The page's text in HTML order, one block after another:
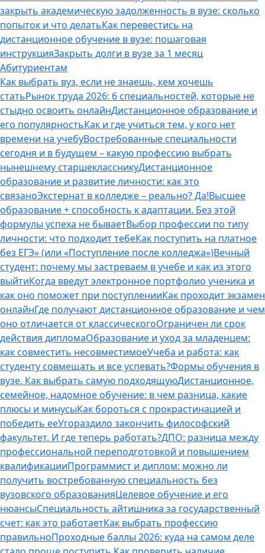
закрыть академическую задолженность в вузе: сколько
попыток и что делатьКак перевестись на
дистанционное обучение в вузе: пошаговая
инструкцияЗакрыть долги в вузе за 1 месяц
Абитуриентам
Как выбрать вуз, если не знаешь, кем хочешь
статьРынок труда 2026: 6 специальностей, которые не
стыдно освоить онлайнДистанционное образование и
его популярностьКак и где учиться тем, у кого нет
времени на учебуВостребованные специальности
сегодня и в будущем – какую профессию выбрать
нынешнему старшеклассникуДистанционное
образование и развитие личности: как это
связаноЭкстернат в колледже – реально? Да!Высшее
образование + способность к адаптации. Без этой
формулы успеха не бываетВыбор профессии по типу
личности: что подходит тебеКак поступить на платное
без ЕГЭ» (или «Поступление после колледжа»)Вечный
студент: почему мы застреваем в учебе и как из этого
выйтиКогда введут электронное портфолио ученика и
как оно поможет при поступленииКак проходит экзамен
онлайнГде получают дистанционное образование и чем
оно отличается от классическогоОграничен ли срок
действия дипломаОбразование и уход за младенцем:
как совместить несовместимоеУчеба и работа: как
студенту совмещать и все успевать?Формы обучения в
вузе. Как выбрать самую подходящуюДистанционное,
семейное, надомное обучение: в чем разница, какие
плюсы и минусыКак бороться с прокрастинацией и
победить ееУгораздило закончить философский
факультет. И где теперь работать?ДПО: разница между
профессиональной переподготовкой и повышением
квалификацииПрограммист и диплом: можно ли
получить востребованную специальность без
вузовского образованияЦелевое обучение и его
нюансыСпециальность айтишника за государственный
счет: как это работаетКак выбрать профессию
правильноПроходные баллы 2026: куда на самом деле